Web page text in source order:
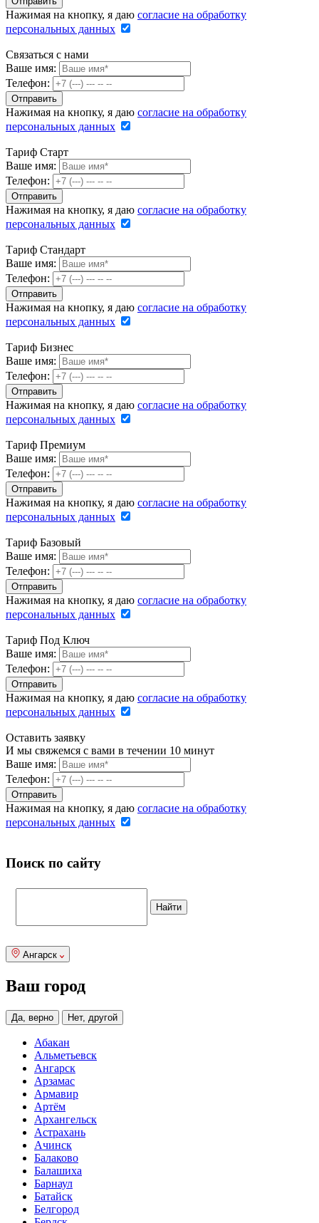
Нажимая на кнопку, я даю согласие на обработку
персональных данных
Связаться с нами
Ваше имя:
Телефон:
Нажимая на кнопку, я даю согласие на обработку
персональных данных
Тариф Старт
Ваше имя:
Телефон:
Нажимая на кнопку, я даю согласие на обработку
персональных данных
Тариф Стандарт
Ваше имя:
Телефон:
Нажимая на кнопку, я даю согласие на обработку
персональных данных
Тариф Бизнес
Ваше имя:
Телефон:
Нажимая на кнопку, я даю согласие на обработку
персональных данных
Тариф Премиум
Ваше имя:
Телефон:
Нажимая на кнопку, я даю согласие на обработку
персональных данных
Тариф Базовый
Ваше имя:
Телефон:
Нажимая на кнопку, я даю согласие на обработку
персональных данных
Тариф Под Ключ
Ваше имя:
Телефон:
Нажимая на кнопку, я даю согласие на обработку
персональных данных
Оставить заявку
И мы свяжемся с вами в течении 10 минут
Ваше имя:
Телефон:
Нажимая на кнопку, я даю согласие на обработку
персональных данных
Поиск по сайту
Ангарск
Ваш город
Да, верно Нет, другой
Абакан
Альметьевск
Ангарск
Арзамас
Армавир
Артём
Архангельск
Астрахань
Ачинск
Балаково
Балашиха
Барнаул
Батайск
Белгород